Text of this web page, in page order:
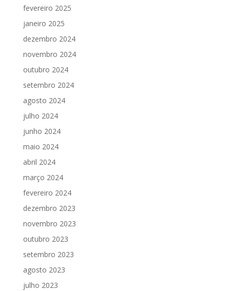
fevereiro 2025
janeiro 2025
dezembro 2024
novembro 2024
outubro 2024
setembro 2024
agosto 2024
julho 2024
junho 2024
maio 2024
abril 2024
março 2024
fevereiro 2024
dezembro 2023
novembro 2023
outubro 2023
setembro 2023
agosto 2023
julho 2023